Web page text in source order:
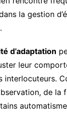
la gestion
d’adaptation
leur
interlocuteurs.
de